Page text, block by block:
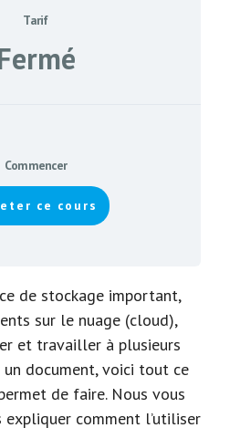
Tarif
Commencer
ce cours
de stockage important,
sur le nuage (cloud),
et travailler à plusieurs
document, voici tout ce
de faire. Nous vous
expliquer comment l’utiliser